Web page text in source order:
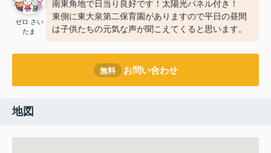
ゼロ さい
たま
南東角地で日当り良好です！太陽光パネル付き！
東側に東大泉第二保育園がありますので平日の昼間
は子供たちの元気な声が聞こえてくると思います。
無料 お問い合わせ
地図